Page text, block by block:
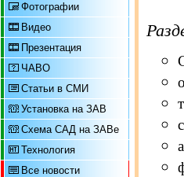
Фотографии
Видео
Презентация
ЧАВО
Статьи в СМИ
Установка на ЗАВ
Схема САД на ЗАВе
Технология
Все новости